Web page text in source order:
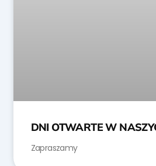
DNI OTWARTE W
Zapraszamy